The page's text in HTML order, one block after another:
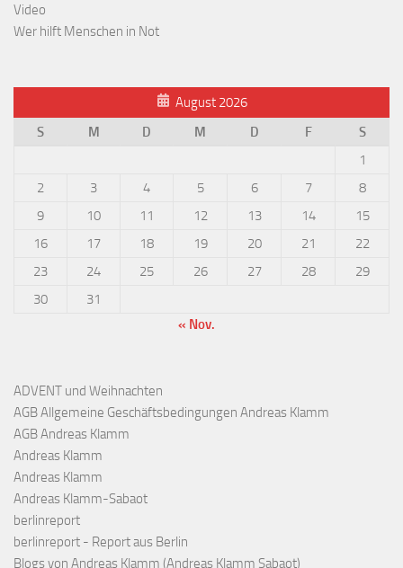
Video
Wer hilft Menschen in Not
August 2026
S
M D M D F
S
1
2
3 4 5 6 7
8
9
10 11 12 13 14
15
16
17 18 19 20 21
22
23
24 25 26 27 28
29
30
31
« Nov.
ADVENT und Weihnachten
AGB Allgemeine Geschäftsbedingungen Andreas Klamm
AGB Andreas Klamm
Andreas Klamm
Andreas Klamm
Andreas Klamm-Sabaot
berlinreport
berlinreport - Report aus Berlin
Blogs von Andreas Klamm (Andreas Klamm Sabaot)